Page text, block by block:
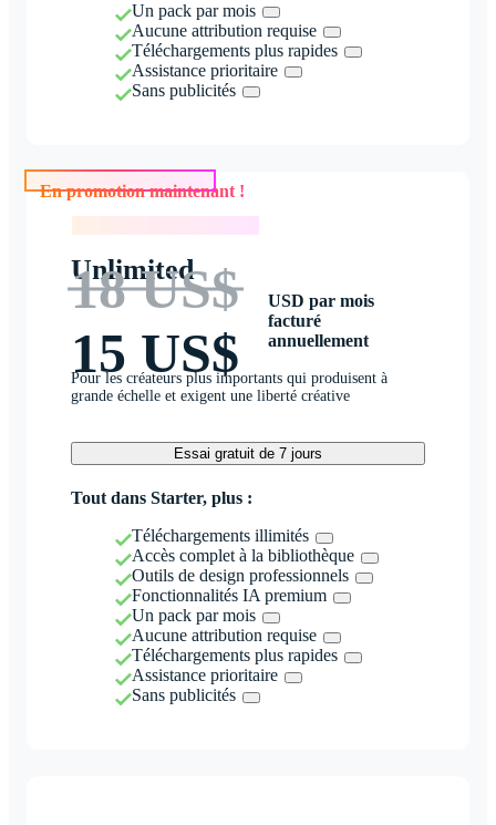
Un pack par mois
Aucune attribution requise
Téléchargements plus rapides
Assistance prioritaire
Sans publicités
En promotion maintenant !
Unlimited
18 US$
15 US$
USD par mois
facturé
annuellement
Pour les créateurs plus importants qui produisent à
grande échelle et exigent une liberté créative
Essai gratuit de 7 jours
Tout dans Starter, plus :
Téléchargements illimités
Accès complet à la bibliothèque
Outils de design professionnels
Fonctionnalités IA premium
Un pack par mois
Aucune attribution requise
Téléchargements plus rapides
Assistance prioritaire
Sans publicités